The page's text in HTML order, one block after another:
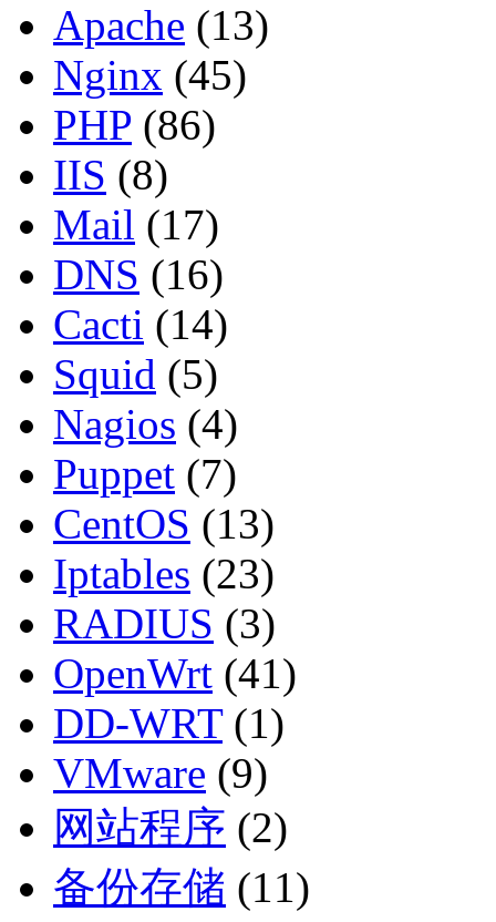
Apache (13)
Nginx (45)
PHP (86)
IIS (8)
Mail (17)
DNS (16)
Cacti (14)
Squid (5)
Nagios (4)
Puppet (7)
CentOS (13)
Iptables (23)
RADIUS (3)
OpenWrt (41)
DD-WRT(1)
VMware (9)
网站程序 (2)
备份存储 (11)